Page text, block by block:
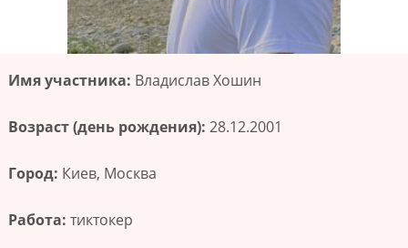
Имя участника: Владислав Хошин
Возраст (день рождения): 28.12.2001
Город: Киев, Москва
Работа: тиктокер